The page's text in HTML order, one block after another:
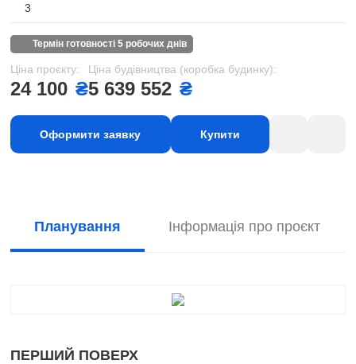
3
термін готовності 5 робочих днів
Ціна проєкту:
24 100 ₴
Ціна будівництва (коробка будинку):
5 639 552 ₴
Оформити заявку Купити
Планування Інформація про проєкт
ПЕРШИЙ ПОВЕРХ